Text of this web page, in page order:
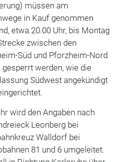
müssen am
in Kauf genommen
etwa 20.00 Uhr, bis Montag
zwischen den
Süd und Pforzheim-Nord
werden, wie die
Südwest angekündigt
wird den Angaben nach
Leonberg bei
Walldorf bei
81 und 6 umgeleitet.